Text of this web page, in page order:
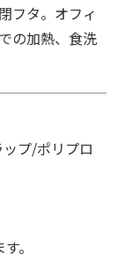
フタ。オフィ
の加熱、食洗
プ/ポリプロ
。